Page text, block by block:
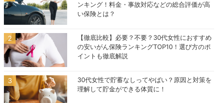
ンキング！料金・事故対応などの総合評価が高
い保険とは？
【徹底比較】必要？不要？30代女性におすすめ
の安いがん保険ランキングTOP10！選び方のポ
イントも徹底解説
30代女性で貯蓄なしってやばい？原因と対策を
理解して貯金ができる体質に！